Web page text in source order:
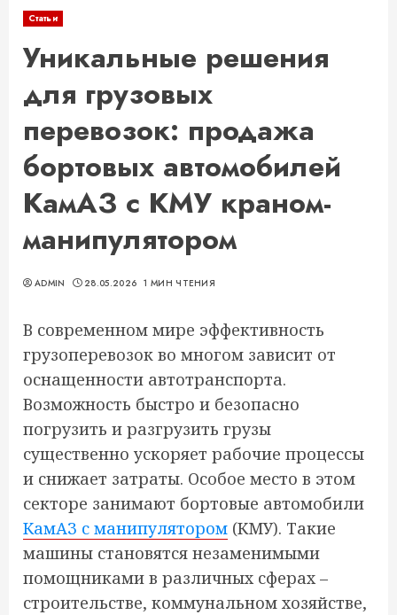
Статьи
Уникальные решения
для грузовых
перевозок: продажа
бортовых автомобилей
КамАЗ с КМУ краном-
манипулятором
ADMIN 28.05.2026 1 МИН ЧТЕНИЯ
В современном мире эффективность
грузоперевозок во многом зависит от
оснащенности автотранспорта.
Возможность быстро и безопасно
погрузить и разгрузить грузы
существенно ускоряет рабочие процессы
и снижает затраты. Особое место в этом
секторе занимают бортовые автомобили
КамАЗ с манипулятором (КМУ). Такие
машины становятся незаменимыми
помощниками в различных сферах –
строительстве, коммунальном хозяйстве,